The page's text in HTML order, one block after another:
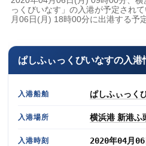
っくびいなす」の入港が予定され
月06日(月) 18時00分に出港する予
ぱしふぃっくびいなすの入港
入港船舶 ぱしふぃっく
入港場所 横浜港 新港ふ
入港時刻 2020年04月